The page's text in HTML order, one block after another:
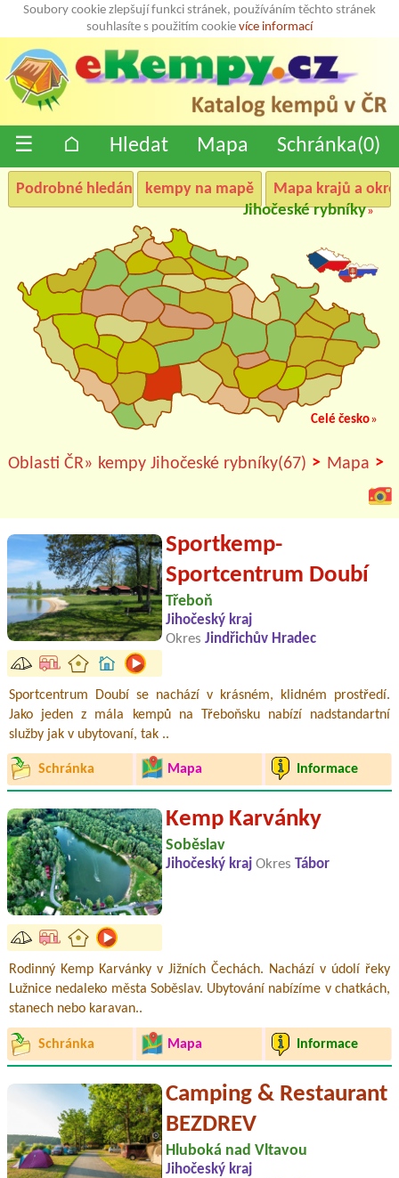
Soubory cookie zlepšují funkci stránek, používáním těchto stránek
souhlasíte s použitím cookie více informací
☰ ⌂ Hledat Mapa Schránka(0)
Podrobné hledání kempy na mapě
Mapa krajů a
Jihočeské rybníky»
Celé česko»
Oblasti ČR» kempy Jihočeské rybníky(67) > Mapa >
Sportkemp-
Sportcentrum Doubí
Třeboň
Jihočeský kraj
Okres Jindřichův Hradec
Sportcentrum Doubí se nachází v krásném, klidném prostředí.
Jako jeden z mála kempů na Třeboňsku nabízí nadstandartní
služby jak v ubytovaní, tak ..
Schránka Mapa Informace
Kemp Karvánky
Soběslav
Jihočeský kraj Okres Tábor
Rodinný Kemp Karvánky v Jižních Čechách. Nachází v údolí řeky
Lužnice nedaleko města Soběslav. Ubytování nabízíme v chatkách,
stanech nebo karavan..
Schránka Mapa Informace
Camping & Restaurant
BEZDREV
Hluboká nad Vltavou
Jihočeský kraj